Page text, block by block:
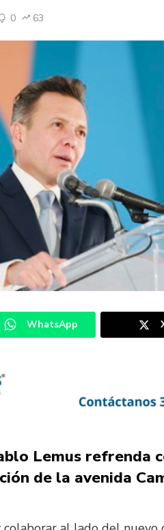
0 63
WhatsApp
Lemus refrenda
de la avenida